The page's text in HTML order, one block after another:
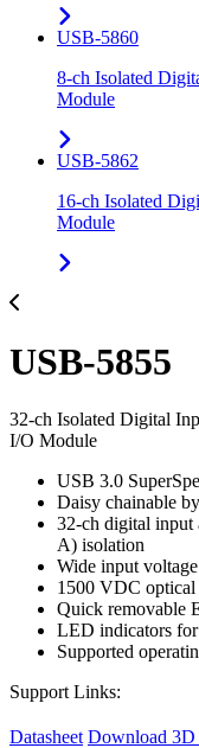
USB-5860
8-ch Isolated
Module
USB-5862
16-ch Isolated
Module
USB-5855
32-ch Isolated Digital
I/O Module
USB 3.0
Daisy chainable
32-ch digital input
A) isolation
Wide input
1500 VDC optical
Quick removable
LED indicators
Supported
Support Links:
Datasheet Download 3D